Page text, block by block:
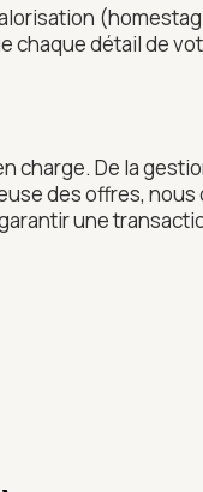
chaque détail de
charge. De la
des offres,
une